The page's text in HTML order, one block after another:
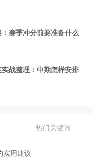
：赛季冲分前要准备什么
战整理：中期怎样安排
热门关键词
实用建议